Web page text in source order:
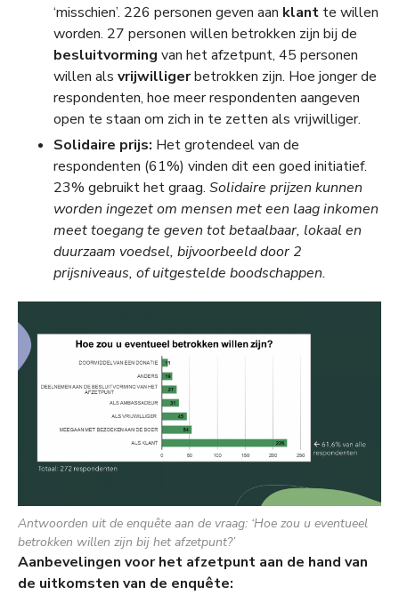
‘misschien’. 226 personen geven aan klant te willen
worden. 27 personen willen betrokken zijn bij de
besluitvorming van het afzetpunt, 45 personen
willen als vrijwilligerbetrokken zijn. Hoe jonger de
respondenten, hoe meer respondenten aangeven
open te staan om zich in te zetten als vrijwilliger.
Solidaire prijs: Het grotendeel van de
respondenten (61%) vinden dit een goed initiatief.
23% gebruikt het graag. Solidaire prijzen kunnen
worden ingezet om mensen met een laag inkomen
meet toegang te geven tot betaalbaar, lokaal en
duurzaam voedsel, bijvoorbeeld door 2
prijsniveaus, of uitgestelde boodschappen.
Antwoorden uit de enquête aan de vraag: ‘Hoe zou u eventueel
betrokken willen zijn bij het afzetpunt?’
Aanbevelingen voor het afzetpunt aan de hand van
de uitkomsten van de enquête: